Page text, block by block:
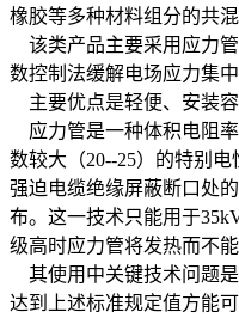
橡胶等多种材料组分的共混
该类产品主要采用应力
数控制法缓解电场应力集中
主要优点是轻便、安装容
应力管是一种体积电阻率
数较大（20--25）的特别
强迫电缆绝缘屏蔽断口处
布。这一技术只能用于
级高时应力管将发热而不能
其使用中关键技术问题
达到上述标准规定值方能可